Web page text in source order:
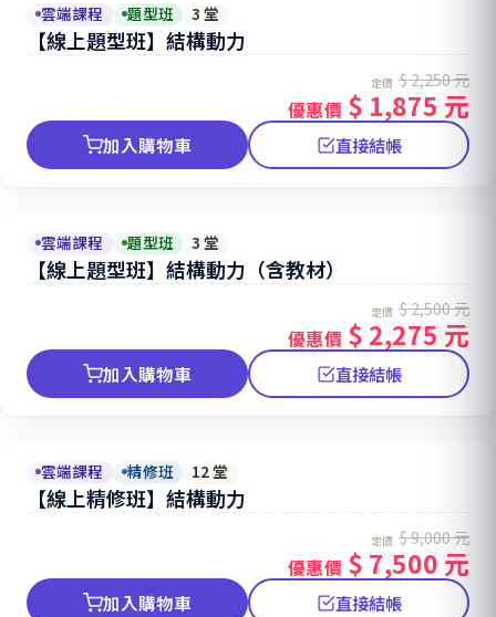
雲端課程 題型班 3 堂
【線上題型班】結構動力
定價 $ 2,250 元
優惠價 $ 1,875 元
加入購物車 直接結帳
雲端課程 題型班 3 堂
【線上題型班】結構動力（含教材）
定價 $ 2,500 元
優惠價 $ 2,275 元
加入購物車 直接結帳
雲端課程 精修班 12 堂
【線上精修班】結構動力
定價 $ 9,000 元
優惠價 $ 7,500 元
加入購物車 直接結帳